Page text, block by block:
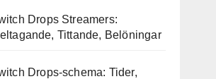
Drops Streamers:
Tittande, Belöningar
Drops-schema: Tider,